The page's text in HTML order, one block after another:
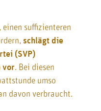
einen suffizienteren
schlägt die
(SVP)
vor. Bei diesen
umso
davon verbraucht.